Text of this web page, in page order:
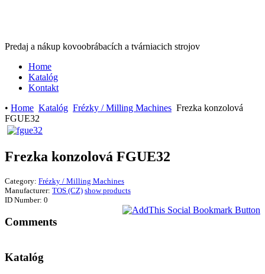
Predaj a nákup kovoobrábacích a tvárniacich strojov
Home
Katalóg
Kontakt
• Home Katalóg Frézky / Milling Machines Frezka konzolová
FGUE32
Frezka konzolová FGUE32
Category: Frézky / Milling Machines
Manufacturer: TOS (CZ) show products
ID Number: 0
Comments
Katalóg